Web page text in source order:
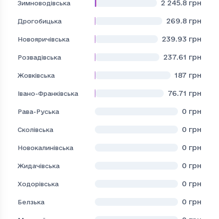
Зимноводівська 2 245.8 грн
Дрогобицька 269.8 грн
Новояричівська 239.93 грн
Розвадівська 237.61 грн
Жовківська 187 грн
Івано-Франківська 76.71 грн
Рава-Руська 0 грн
Сколівська 0 грн
Новокалинівська 0 грн
Жидачівська 0 грн
Ходорівська 0 грн
Белзька 0 грн